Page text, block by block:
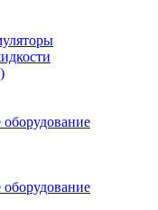
оборудование
оборудование